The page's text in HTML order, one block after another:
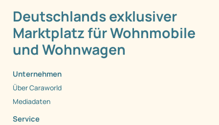
Deutschlands exklusiver
Marktplatz für Wohnmobile
und Wohnwagen
Unternehmen
Über Caraworld
Mediadaten
Service